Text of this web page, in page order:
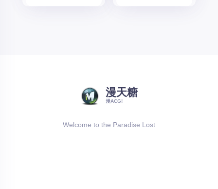
漫天糖
漫ACG!
Welcome to the Paradise Lost